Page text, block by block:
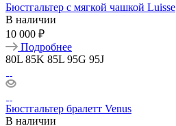
Бюстгальтер с мягкой чашкой Luisse
В наличии
10 000 ₽
Подробнее
80L 85K 85L 95G 95J
Бюстгальтер бралетт Venus
В наличии